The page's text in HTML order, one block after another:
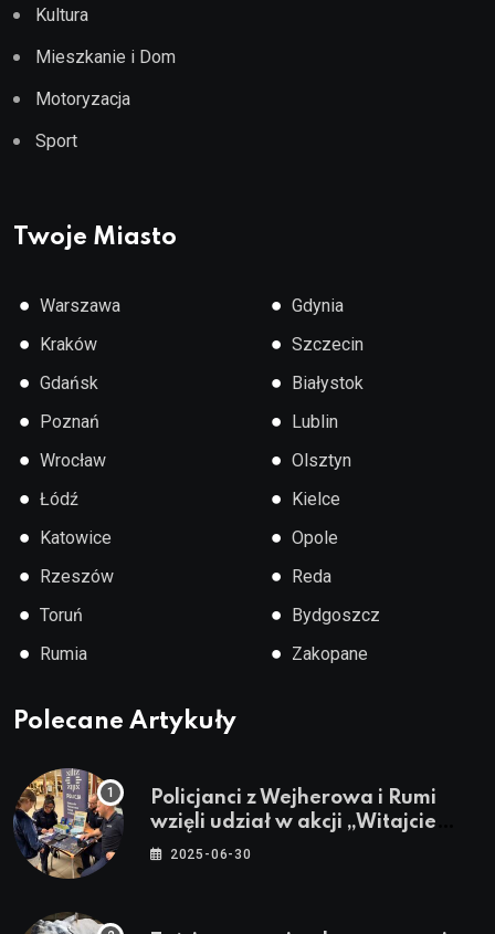
Kultura
Mieszkanie i Dom
Motoryzacja
Sport
Twoje Miasto
● Warszawa
● Kraków
● Gdańsk
● Poznań
● Wrocław
● Łódź
● Katowice
● Rzeszów
● Toruń
● Rumia
● Gdynia
● Szczecin
● Białystok
● Lublin
● Olsztyn
● Kielce
● Opole
● Reda
● Bydgoszcz
● Zakopane
Polecane Artykuły
Policjanci z Wejherowa i Rumi
wzięli udział w akcji „Witajcie
Wakacje”
2025-06-30